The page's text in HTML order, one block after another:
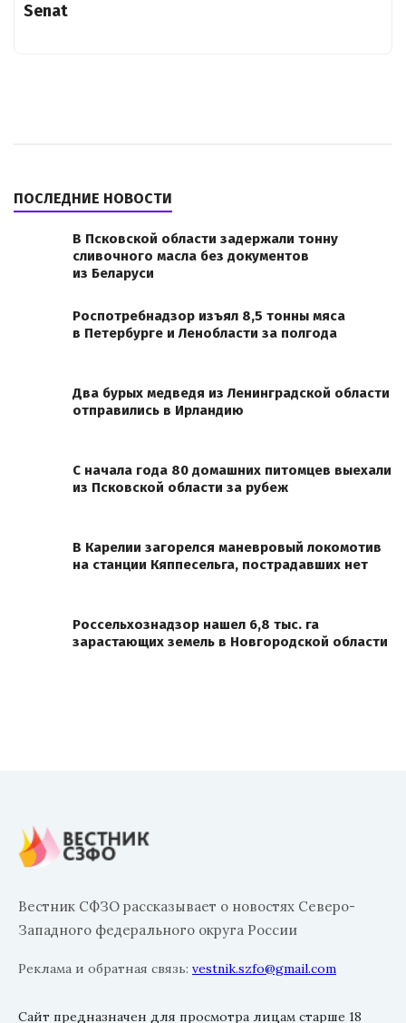
Senat
ПОСЛЕДНИЕ НОВОСТИ
В Псковской области задержали тонну
сливочного масла без документов
из Беларуси
Роспотребнадзор изъял 8,5 тонны мяса
в Петербурге и Ленобласти за полгода
Два бурых медведя из Ленинградской области
отправились в Ирландию
С начала года 80 домашних питомцев выехали
из Псковской области за рубеж
В Карелии загорелся маневровый локомотив
на станции Кяппесельга, пострадавших нет
Россельхознадзор нашел 6,8 тыс. га
зарастающих земель в Новгородской области
Вестник СФЗО рассказывает о новостях Северо-
Западного федерального округа России
Реклама и обратная связь: vestnik.szfo@gmail.com
Сайт предназначен для просмотра лицам старше 18